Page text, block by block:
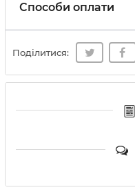
Способи оплати
Поділитися: